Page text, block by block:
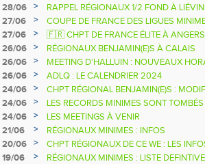
28/06
>
RAPPEL RÉGIONAUX 1/2 FOND À LIÉVIN
27/06
>
COUPE DE FRANCE DES LIGUES
27/06
>
🇫🇷 CHPT DE FRANCE ÉLITE À ANGERS
26/06
>
RÉGIONAUX BENJAMIN(E)S À CALAIS
26/06
>
MEETING D'HALLUIN : NOUVEAUX
26/06
>
ADLQ : LE CALENDRIER 2024
24/06
>
CHPT RÉGIONAL BENJAMIN(E)S :
24/06
>
LES RECORDS MINIMES SONT TOMBÉS
24/06
>
LES MEETINGS À VENIR
21/06
>
RÉGIONAUX MINIMES : INFOS
20/06
>
CHPT RÉGIONAUX DE CE WE : LES
19/06
>
RÉGIONAUX MINIMES : LISTE